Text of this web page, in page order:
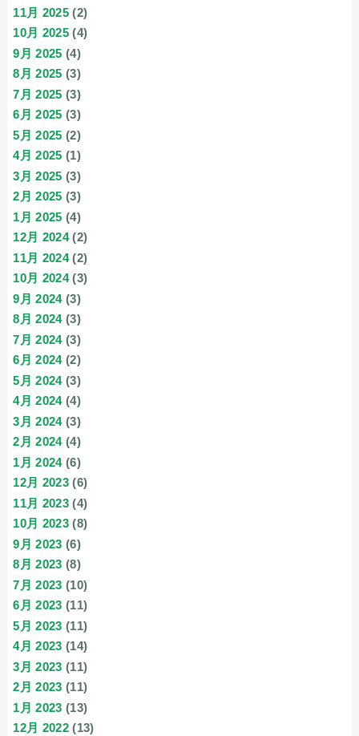
11月 2025 (2)
10月 2025 (4)
9月 2025 (4)
8月 2025 (3)
7月 2025 (3)
6月 2025 (3)
5月 2025 (2)
4月 2025 (1)
3月 2025 (3)
2月 2025 (3)
1月 2025 (4)
12月 2024(2)
11月 2024(2)
10月 2024(3)
9月 2024(3)
8月 2024(3)
7月 2024(3)
6月 2024(2)
5月 2024(3)
4月 2024(4)
3月 2024(3)
2月 2024(4)
1月 2024(6)
12月 2023 (6)
11月 2023 (4)
10月 2023 (8)
9月 2023 (6)
8月 2023 (8)
7月 2023 (10)
6月 2023 (11)
5月 2023 (11)
4月 2023 (14)
3月 2023 (11)
2月 2023 (11)
1月 2023 (13)
12月 2022 (13)